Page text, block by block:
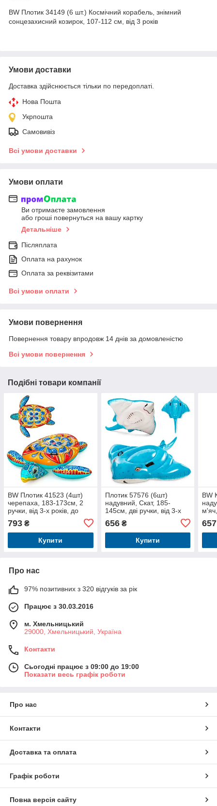
BW Плотик 34149 (6 шт.) Космічний корабель, знімний
сонцезахисний козирок, 107-112 см, від 3 років
Умови доставки
Доставка здійснюється тільки по передоплаті.
Нова Пошта
Укрпошта
Самовивіз
Всі умови доставки
Умови оплати
Ви отримаєте замовлення
або гроші повернуться на вашу картку
Детальніше
Післяплата
Оплата на рахунок
Оплата за реквізитами
Всі умови оплати
Умови повернення
Повернення товару впродовж 14 днів за домовленістю
Всі умови повернення
Подібні товари компанії
BW Плотик 41523 (4шт)
черепаха, 183-173см, 2
ручки, від 3-х років, до
793 ₴
Купити
Плотик 57576 (6шт)
надувний, Скат, 185-
145см, дві ручки, від 3-х
40кг, в кор-ці,
656₴
Купити
BW
29-
657
Про нас
97% позитивних з 320 відгуків за рік
Працює з 30.03.2016
м. Хмельницький
29000, Хмельницький, Україна
Контакти
Сьогодні працює з 09:00 до 19:00
Показати весь графік роботи
Про нас
Контакти
Доставка та оплата
Графік роботи
Повна версія сайту